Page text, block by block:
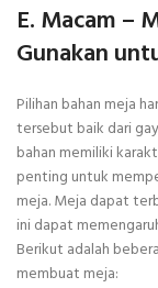
E. Macam –
Gunakan
Pilihan bahan meja
tersebut baik dari
bahan memiliki
penting untuk
meja. Meja dapat
ini dapat
Berikut adalah
membuat meja: